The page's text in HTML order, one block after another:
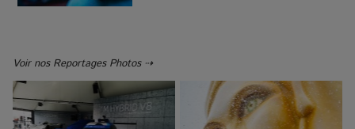
Voir nos Reportages Photos ⇢